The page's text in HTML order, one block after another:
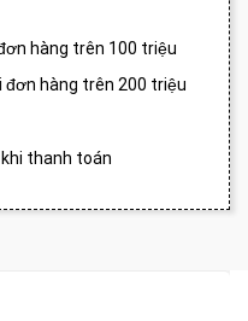
hàng trên 100 triệu
đơn hàng trên 200 triệu
thanh toán